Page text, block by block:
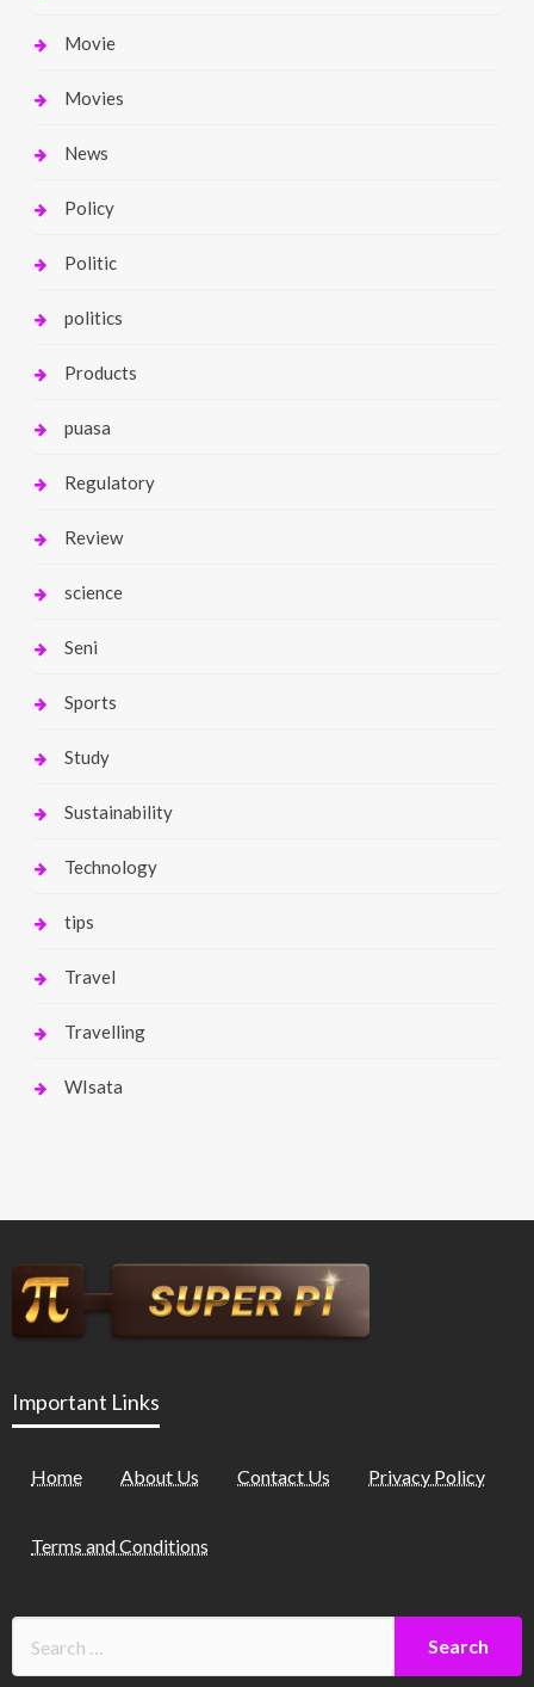
Movie
Movies
News
Policy
Politic
politics
Products
puasa
Regulatory
Review
science
Seni
Sports
Study
Sustainability
Technology
tips
Travel
Travelling
WIsata
Important Links
Home About Us Contact Us Privacy Policy
Terms and Conditions